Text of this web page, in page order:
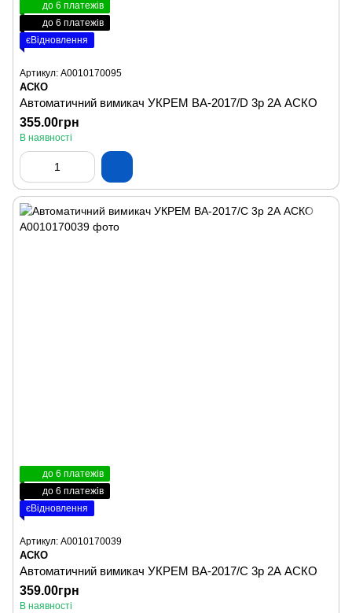
до 6 платежів
до 6 платежів
єВідновлення
Артикул: A0010170095
АСКО
Автоматичний вимикач УКРЕМ ВА-2017/D 3р 2А АСКО
355.00грн
В наявності
до 6 платежів
до 6 платежів
єВідновлення
Артикул: A0010170039
АСКО
Автоматичний вимикач УКРЕМ ВА-2017/С 3р 2А АСКО
359.00грн
В наявності